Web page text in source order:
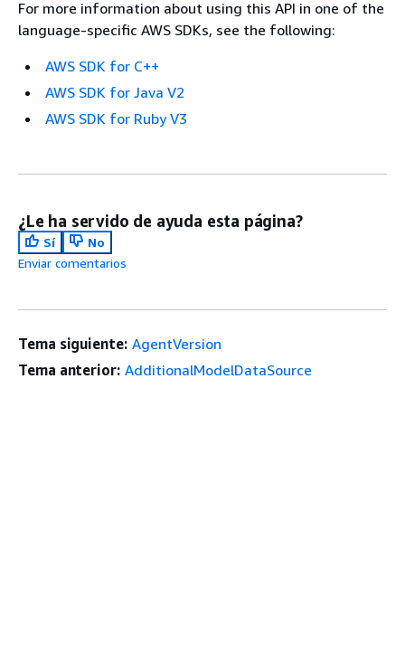
For more information about using this API in one of the
language-specific AWS SDKs, see the following:
AWS SDK for C++
AWS SDK for Java V2
AWS SDK for Ruby V3
¿Le ha servido de ayuda esta página?
Sí
No
Enviar comentarios
Tema siguiente: AgentVersion
Tema anterior: AdditionalModelDataSource